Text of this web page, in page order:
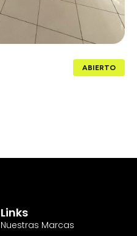
ABIERTO
Links
Nuestras Marcas